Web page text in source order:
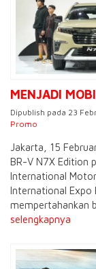
MENJADI
Dipublish pada 23
Promo
Jakarta, 15
BR-V N7X Edition
International
International Expo
mempertahankan
selengkapnya